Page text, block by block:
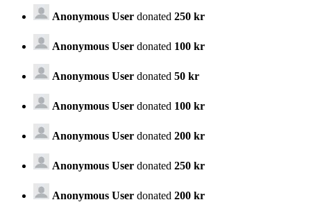
Anonymous User donated 250 kr
Anonymous User donated 100 kr
Anonymous User donated 50 kr
Anonymous User donated 100 kr
Anonymous User donated 200 kr
Anonymous User donated 250 kr
Anonymous User donated 200 kr